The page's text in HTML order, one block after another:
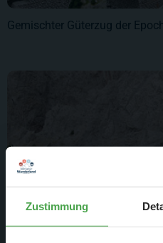
Zustimmung
Gemischter Güterzug der